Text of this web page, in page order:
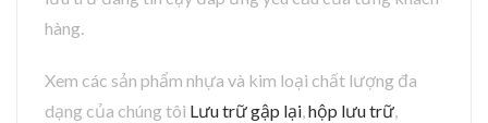
hàng.
Xem các sản phẩm nhựa và kim loại chất lượng đa
dạng của chúng tôi Lưu trữ gập lại,hộp lưu trữ,